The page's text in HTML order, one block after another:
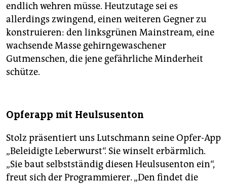
endlich wehren müsse. Heutzutage sei es
allerdings zwingend, einen weiteren Gegner zu
konstruieren: den linksgrünen Mainstream, eine
wachsende Masse gehirngewaschener
Gutmenschen, die jene gefährliche Minderheit
schütze.
Opferapp mit Heulsusenton
Stolz präsentiert uns Lutschmann seine Opfer-App
„Beleidigte Leberwurst“. Sie winselt erbärmlich.
„Sie baut selbstständig diesen Heulsusenton ein“,
freut sich der Programmierer. „Den findet die